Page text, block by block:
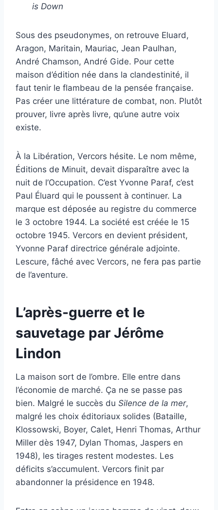
is Down
Sous des pseudonymes, on retrouve Eluard,
Aragon, Maritain, Mauriac, Jean Paulhan,
André Chamson, André Gide. Pour cette
maison d’édition née dans la clandestinité, il
faut tenir le flambeau de la pensée française.
Pas créer une littérature de combat, non. Plutôt
prouver, livre après livre, qu’une autre voix
existe.
À la Libération, Vercors hésite. Le nom même,
Éditions de Minuit, devait disparaître avec la
nuit de l’Occupation. C’est Yvonne Paraf, c’est
Paul Éluard qui le poussent à continuer. La
marque est déposée au registre du commerce
le 3 octobre 1944. La société est créée le 15
octobre 1945. Vercors en devient président,
Yvonne Paraf directrice générale adjointe.
Lescure, fâché avec Vercors, ne fera pas partie
de l’aventure.
L’après-guerre et le
sauvetage par Jérôme
Lindon
La maison sort de l’ombre. Elle entre dans
l’économie de marché. Ça ne se passe pas
bien. Malgré le succès du Silence de la mer,
malgré les choix éditoriaux solides (Bataille,
Klossowski, Boyer, Calet, Henri Thomas, Arthur
Miller dès 1947, Dylan Thomas, Jaspers en
1948), les tirages restent modestes. Les
déficits s’accumulent. Vercors finit par
abandonner la présidence en 1948.